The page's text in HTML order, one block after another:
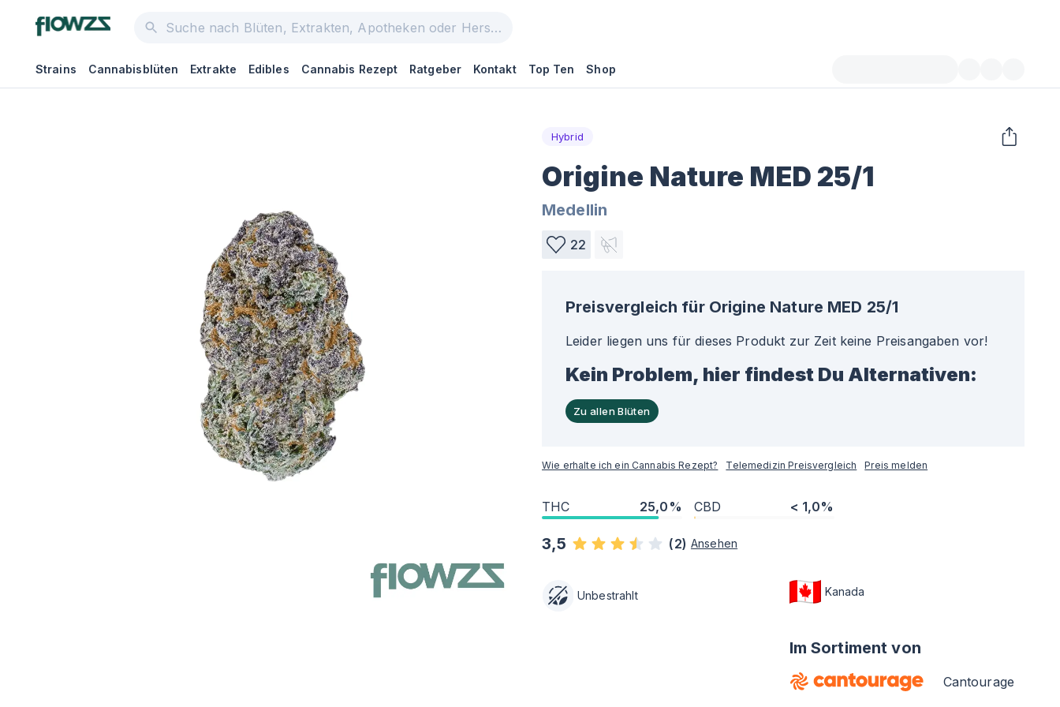
Strains Cannabisblüten Extrakte Edibles Cannabis Rezept Ratgeber Kontakt Top Ten Shop
Hybrid
Origine Nature MED 25/1
Medellin
22
Preisvergleich für Origine Nature MED 25/1
Leider liegen uns für dieses Produkt zur Zeit keine Preisangaben vor!
Kein Problem, hier findest Du Alternativen:
Zu allen Blüten
Wie erhalte ich ein Cannabis Rezept? Telemedizin Preisvergleich Preis melden
THC 25,0% CBD < 1,0%
3,5 (2) Ansehen
Unbestrahlt Kanada
Im Sortiment von
Cantourage